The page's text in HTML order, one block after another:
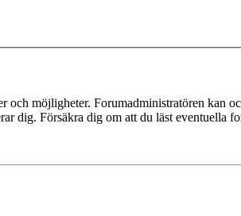
möjligheter. Forumadministratören kan
dig. Försäkra dig om att du läst eventuella